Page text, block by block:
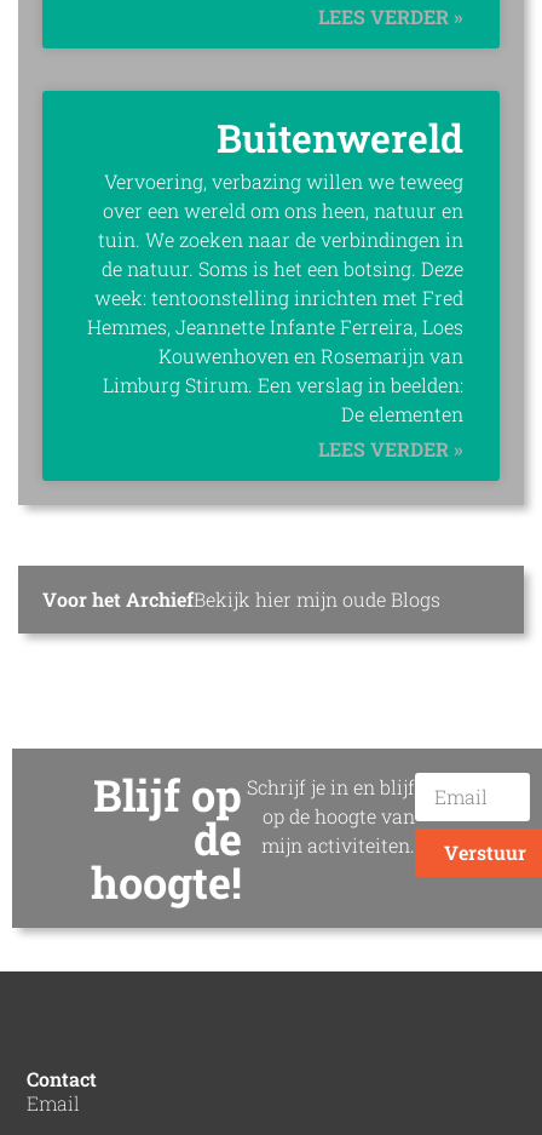
LEES VERDER »
Buitenwereld
Vervoering, verbazing willen we teweeg
over een wereld om ons heen, natuur en
tuin. We zoeken naar de verbindingen in
de natuur. Soms is het een botsing. Deze
week: tentoonstelling inrichten met Fred
Hemmes, Jeannette Infante Ferreira, Loes
Kouwenhoven en Rosemarijn van
Limburg Stirum. Een verslag in beelden:
De elementen
LEES VERDER »
Voor het ArchiefBekijk hier mijn oude Blogs
Blijf op
de
hoogte!
Schrijf je in en blijf
op de hoogte van
mijn activiteiten.
Verstuur
Contact
Email